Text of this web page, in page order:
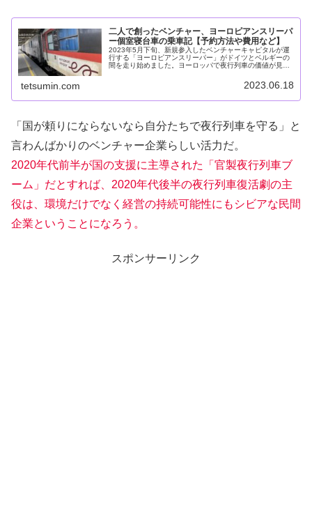
二人で創ったベンチャー、ヨーロピアンスリーパ
ー個室寝台車の乗車記【予約方法や費用など】
2023年5月下旬、新規参入したベンチャーキャピタルが運
行する「ヨーロピアンスリーパー」がドイツとベルギーの
間を走り始めました。ヨーロッパで夜行列車の価値が見直
tetsumin.com 2023.06.18
「国が頼りにならないなら自分たちで夜行列車を守る」と
言わんばかりのベンチャー企業らしい活力だ。
2020年代前半が国の支援に主導された「官製夜行列車ブ
ーム」だとすれば、2020年代後半の夜行列車復活劇の主
役は、環境だけでなく経営の持続可能性にもシビアな民間
企業ということになろう。
スポンサーリンク